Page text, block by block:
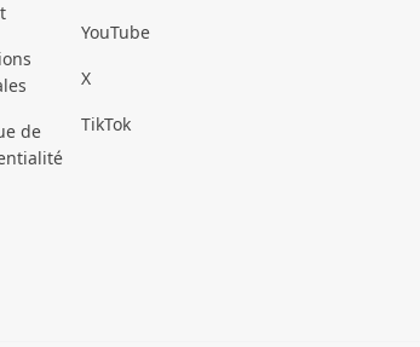
de
YouTube
X
TikTok